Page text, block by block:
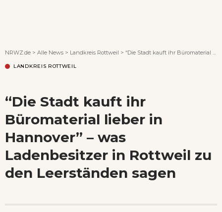
NRWZ.de > Alle News > Landkreis Rottweil > “Die Stadt kauft ihr Büromaterial lieber in Hannover” – was Ladenbesitzer in Rottweil zu den Leerständen sagen
LANDKREIS ROTTWEIL
“Die Stadt kauft ihr
Büromaterial lieber in
Hannover” – was
Ladenbesitzer in Rottweil zu
den Leerständen sagen